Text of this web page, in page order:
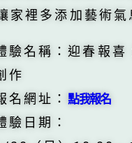
家裡多添加藝術氣
驗名稱：迎春報喜
作
名網址：點我報名
驗日期：